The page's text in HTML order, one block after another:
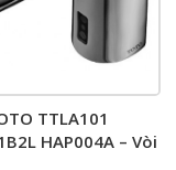
TTLA101
HAP004A – Vòi